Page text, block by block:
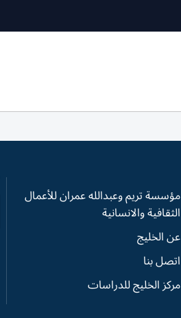
مؤسسة تريم وعبدالله عمران للأعمال
الثقافية والانسانية
عن الخليج
اتصل بنا
مركز الخليج للدراسات